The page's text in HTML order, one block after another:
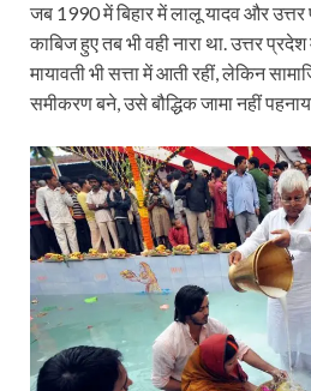
जब 1990 में बिहार में लालू यादव और उत्तर
काबिज हुए तब भी वही नारा था. उत्तर
मायावती भी सत्ता में आती रहीं, लेकिन
समीकरण बने, उसे बौद्धिक जामा नहीं